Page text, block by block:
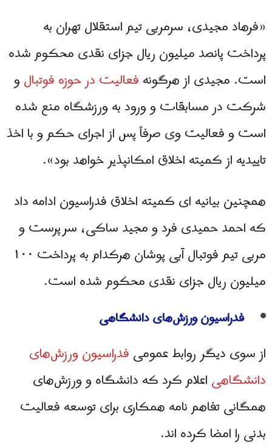
«فرهاد مجیدی، سرمربی تیم استقلال تهران به
پرداخت پانصد میلیون ریال جزای نقدی محکوم شده
است. مجیدی از هرگونهفعالیت در حوزه فوتبالو
شرکت در مسابقات و ورود به ورزشگاه منع شده
است و فعالیت وی صرفاً پس از اجرای حکم و با اخذ
تاییدیه از کمیته اخلاق امکانپذیر خواهد بود».
همچنین بیانیه ای کمیته اخلاق فدراسیون ادامه داد
که احمد حمیدی فرد و مجید ساکی، سرپرست و
مربی تیم فوتبال آبی پوشان هرکدام به پرداخت ۱۰۰
میلیون ریال جزای نقدی محکوم شده است.
فدراسیون ورزش‌های دانشگاهی
از سوی دیگر روابط عمومیفدراسیون ورزش‌های
دانشگاهیاعلام کرد که دانشگاه و ورزش‌های
همگانی تفاهم نامه همکاری برای توسعه فعالیت
بدنی را امضا کرده اند.